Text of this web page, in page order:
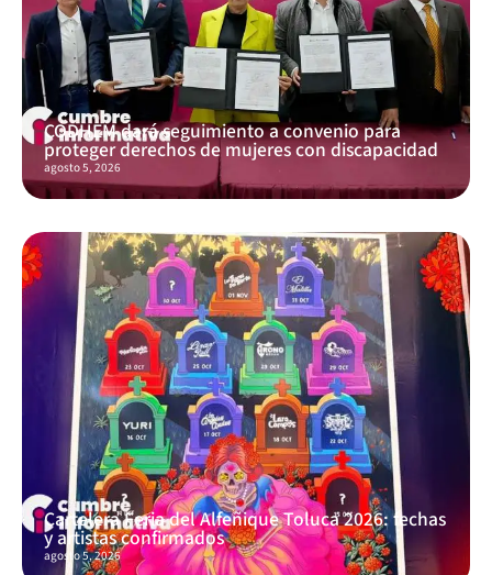
CODHEM dará seguimiento a convenio para
proteger derechos de mujeres con discapacidad
agosto 5, 2026
Cartelera Feria del Alfeñique Toluca 2026: fechas
y artistas confirmados
agosto 5, 2026